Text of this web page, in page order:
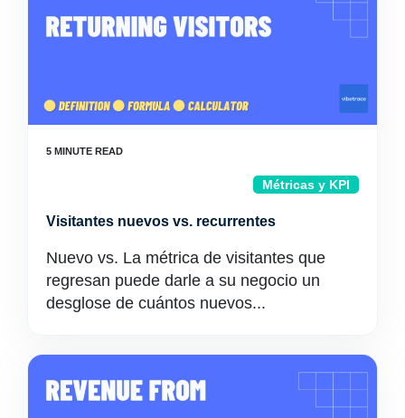
Métricas y KPI
Visitantes nuevos vs. recurrentes
Nuevo vs. La métrica de visitantes que
regresan puede darle a su negocio un
desglose de cuántos nuevos...